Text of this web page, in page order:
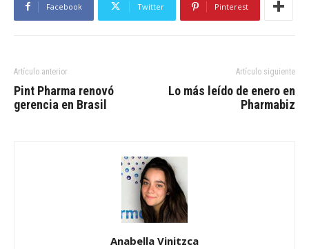
Facebook Twitter Pinterest
Artículo anterior
Pint Pharma renovó
gerencia en Brasil
Artículo siguiente
Lo más leído de enero en
Pharmabiz
Anabella Vinitzca